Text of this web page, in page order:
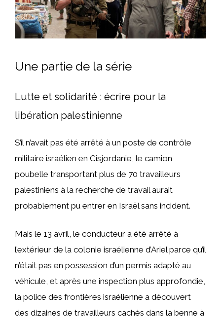
Une partie de la série
Lutte et solidarité : écrire pour la
libération palestinienne
S’il n’avait pas été arrêté à un poste de contrôle
militaire israélien en Cisjordanie, le camion
poubelle transportant plus de 70 travailleurs
palestiniens à la recherche de travail aurait
probablement pu entrer en Israël sans incident.
Mais le 13 avril, le conducteur a été arrêté à
l’extérieur de la colonie israélienne d’Ariel parce qu’il
n’était pas en possession d’un permis adapté au
véhicule, et après une inspection plus approfondie,
la police des frontières israélienne a découvert
des dizaines de travailleurs cachés dans la benne à